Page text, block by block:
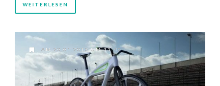
WEITERLESEN
AM 20.01.2013 UM 11:40